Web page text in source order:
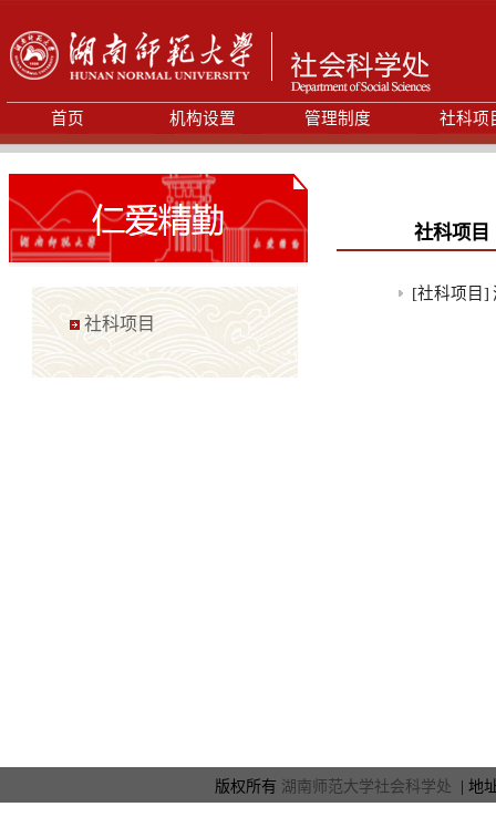
首页 机构设置 管理制度 社科项
社科项目
社科项目
[社科项目]
版权所有 湖南师范大学社会科学处 | 地